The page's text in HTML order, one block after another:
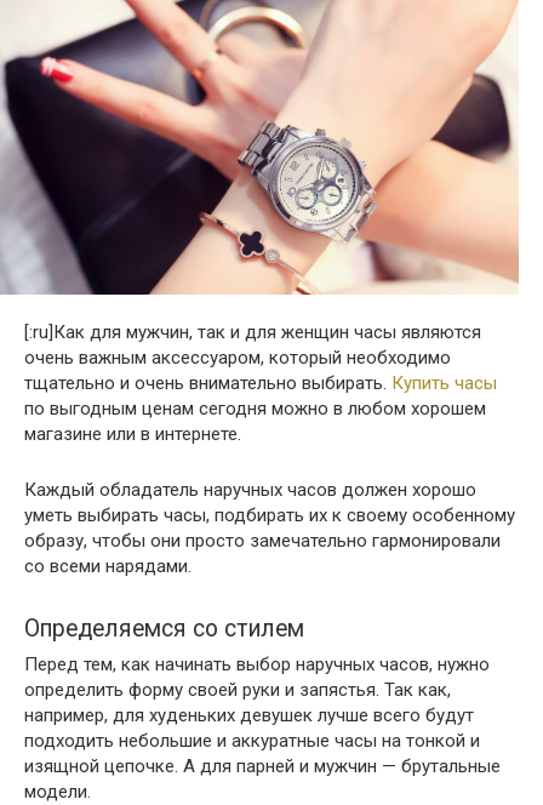
[:ru] Как для мужчин, так и для женщин часы являются
очень важным аксессуаром, который необходимо
тщательно и очень внимательно выбирать. Купить часы
по выгодным ценам сегодня можно в любом хорошем
магазине или в интернете.
Каждый обладатель наручных часов должен хорошо
уметь выбирать часы, подбирать их к своему особенному
образу, чтобы они просто замечательно гармонировали
со всеми нарядами.
Определяемся со стилем
Перед тем, как начинать выбор наручных часов, нужно
определить форму своей руки и запястья. Так как,
например, для худеньких девушек лучше всего будут
подходить небольшие и аккуратные часы на тонкой и
изящной цепочке. А для парней и мужчин — брутальные
модели.